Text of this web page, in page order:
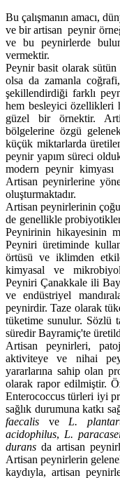
Bu çalışmanın amacı,
ve bir artisan peynir
ve bu peynirlerde
vermektir.
Peynir basit olarak
olsa da zamanla
şekillendirdiği farklı
hem besleyici özellikleri
güzel bir örnektir.
bölgelerine özgü
küçük miktarlarda
peynir yapım süreci
modern peynir kimyası
Artisan peynirlerine
oluşturmaktadır.
Artisan peynirlerinin
de genellikle
Peynirinin hikayesinin
Peyniri üretiminde
örtüsü ve iklimden
kimyasal ve
Peyniri Çanakkale ili
ve endüstriyel
peynirdir. Taze olarak
tüketime sunulur. Sözlü
süredir Bayramiç'te
Artisan peynirleri,
aktiviteye ve nihai
yararlarına sahip olan
olarak rapor edilmiştir.
Enterococcus türleri iyi
sağlık durumuna katkı
faecalis veL.
acidophilus,L.
durans da artisan
Artisan peynirlerin
kaydıyla, artisan